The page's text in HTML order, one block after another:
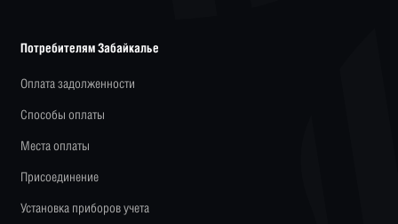
Потребителям Забайкалье
Оплата задолженности
Способы оплаты
Места оплаты
Присоединение
Установка приборов учета